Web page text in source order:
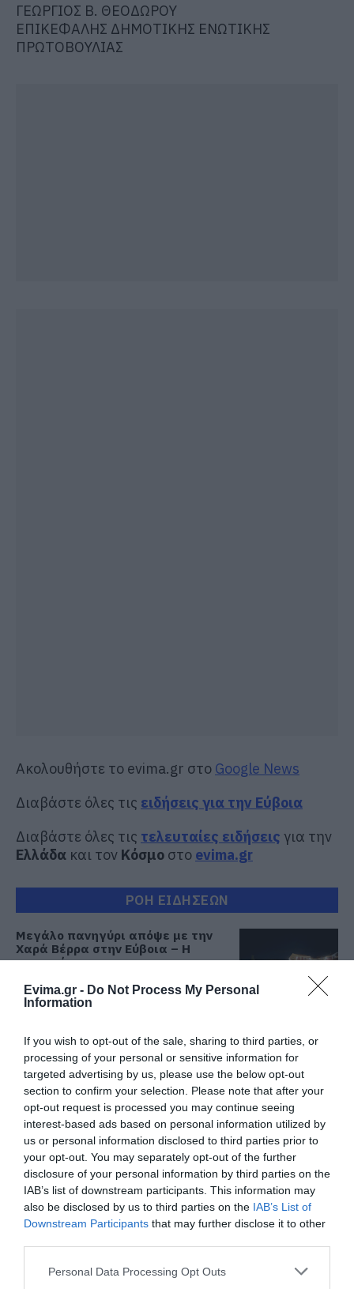
Evima.gr - Do Not Process My Personal
Information
If you wish to opt-out of the sale, sharing to third parties, or
processing of your personal or sensitive information for
targeted advertising by us, please use the below opt-out
section to confirm your selection. Please note that after your
opt-out request is processed you may continue seeing
interest-based ads based on personal information utilized by
us or personal information disclosed to third parties prior to
your opt-out. You may separately opt-out of the further
disclosure of your personal information by third parties on the
IAB’s list of downstream participants. This information may
also be disclosed by us to third parties on the IAB’s List of
Downstream Participants that may further disclose it to other
Please note that this website/app uses one or more Google
Personal Data Processing Opt Outs
ΓΕΩΡΓΙΟΣ Β. ΘΕΟΔΩΡΟΥ
ΕΠΙΚΕΦΑΛΗΣ ΔΗΜΟΤΙΚΗΣ ΕΝΩΤΙΚΗΣ
ΠΡΩΤΟΒΟΥΛΙΑΣ
Ακολουθήστε το evima.gr στο Google News
Διαβάστε όλες τις ειδήσεις για την Εύβοια
Διαβάστε όλες τις τελευταίες ειδήσεις για την
Ελλάδα και τον Κόσμο στο evima.gr
ΡΟΗ ΕΙΔΗΣΕΩΝ
Μεγάλο πανηγύρι απόψε με την
Χαρά Βέρρα στην Εύβοια – Η
περιοχή
07.08.2026 | 13:45
07.08.2026 | 13:30
Το evima.gr Αποκαλύπτει: Τρία
πυροσβεστικά οχήματα έφτασαν
στην Εύβοια! Που θα δοθούν
07.08.2026 | 13:05
Συντάξεις: Ποιοι θα πάρουν
αύξηση το 2027 – Τα ποσά
07.08.2026 | 13:00
Σκύρος: Στάχτη πάνω από 1.000
στρέμματα στο Νησί – Νέες